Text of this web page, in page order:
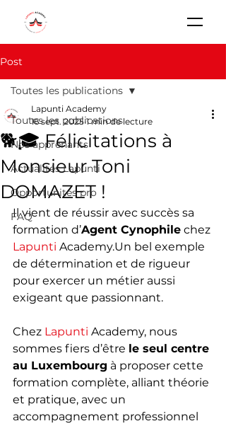
Post
Toutes les publications
Nos apprenants
Actualités Lapunti
Opportunités pro
FAQ
Toutes les publications
🐕🎓 Félicitations à
Monsieur Toni
DOMAZET !
Lapunti Academy
16 sept. 2025 1 min de lecture
Il vient de réussir avec succès sa
formation d’Agent Cynophile chez
Lapunti Academy.Un bel exemple
de détermination et de rigueur
pour exercer un métier aussi
exigeant que passionnant.
Chez Lapunti Academy, nous
sommes fiers d’être le seul centre
au Luxembourg à proposer cette
formation complète, alliant théorie
et pratique, avec un
accompagnement professionnel